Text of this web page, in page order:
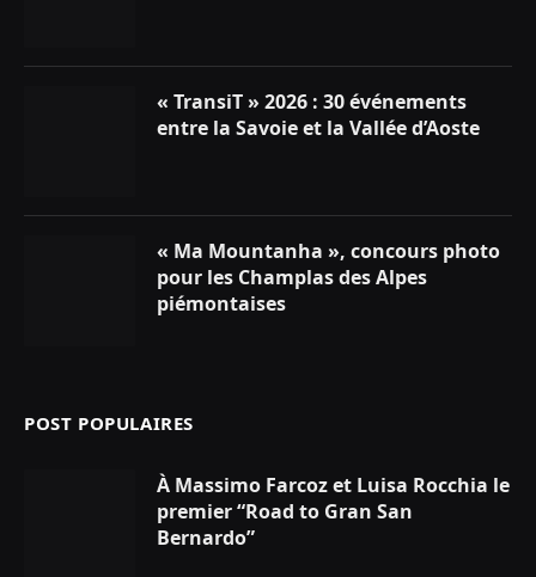
« TransiT » 2026 : 30 événements
entre la Savoie et la Vallée d’Aoste
« Ma Mountanha », concours photo
pour les Champlas des Alpes
piémontaises
POST POPULAIRES
À Massimo Farcoz et Luisa Rocchia le
premier “Road to Gran San
Bernardo”